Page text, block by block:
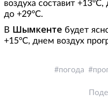
воздуха составит
до +29°С.
В Шымкенте будет
+15°С, днем воздух
погода